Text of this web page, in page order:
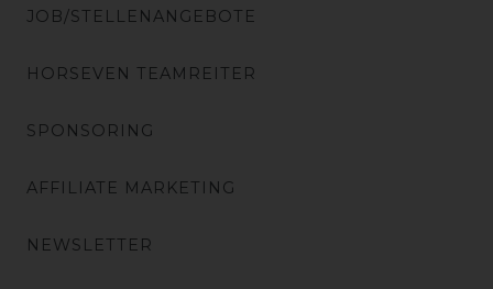
JOB/STELLENANGEBOTE
HORSEVEN TEAMREITER
SPONSORING
AFFILIATE MARKETING
NEWSLETTER